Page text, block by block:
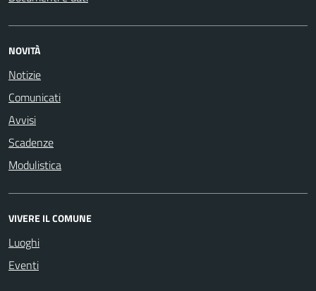
NOVITÀ
Notizie
Comunicati
Avvisi
Scadenze
Modulistica
VIVERE IL COMUNE
Luoghi
Eventi